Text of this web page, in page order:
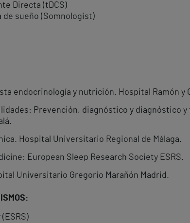
Directa (tDCS)
de sueño (Somnologist)
endocrinología y nutrición. Hospital Ramón y
Prevención, diagnóstico y diagnóstico
Hospital Universitario Regional de Málaga.
European Sleep Research Society ESRS.
Universitario Gregorio Marañón Madrid.